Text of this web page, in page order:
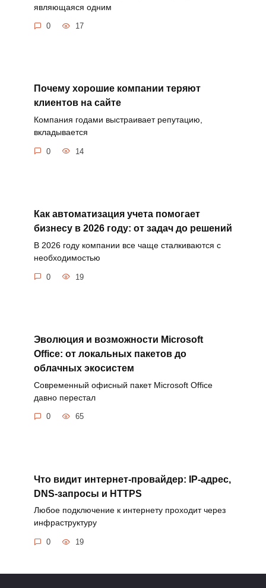
являющаяся одним
0 17
Почему хорошие компании теряют
клиентов на сайте
Компания годами выстраивает репутацию,
вкладывается
0 14
Как автоматизация учета помогает
бизнесу в 2026 году: от задач до решений
В 2026 году компании все чаще сталкиваются с
необходимостью
0 19
Эволюция и возможности Microsoft
Office: от локальных пакетов до
облачных экосистем
Современный офисный пакет Microsoft Office
давно перестал
0 65
Что видит интернет-провайдер: IP-адрес,
DNS-запросы и HTTPS
Любое подключение к интернету проходит через
инфраструктуру
0 19